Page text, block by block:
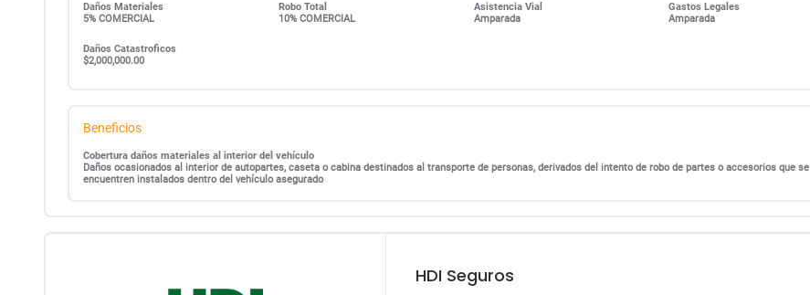
Daños Materiales
5% COMERCIAL
Robo Total
10% COMERCIAL
Asistencia Vial
Amparada
Gastos Legales
Amparada
Daños Catastroficos
$2,000,000.00
Beneficios
Cobertura daños materiales al interior del vehículo
Daños ocasionados al interior de autopartes, caseta o cabina destinados al transporte de personas, derivados del intento de robo de partes o accesorios que se
encuentren instalados dentro del vehículo asegurado
HDI Seguros